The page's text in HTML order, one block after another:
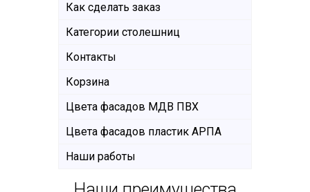
Как сделать заказ
Категории столешниц
Контакты
Корзина
Цвета фасадов МДВ ПВХ
Цвета фасадов пластик АРПА
Наши работы